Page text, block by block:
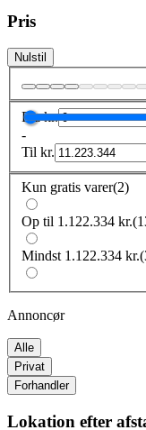
Pris
Nulstil
Frakr.
-
Til kr.
Kun gratis varer(2)
Op til 1.122.334 kr.(
Mindst 1.122.334 kr.(
Annoncør
Alle
Privat
Forhandler
Lokation efter